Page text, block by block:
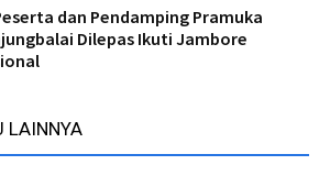
dan Pendamping Pramuka
Dilepas Ikuti Jambore
LAINNYA